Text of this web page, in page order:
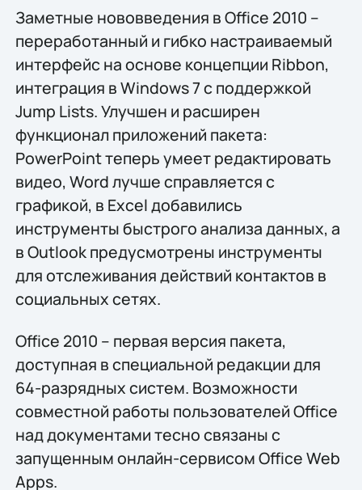
Заметные нововведения в Office 2010 –
переработанный и гибко настраиваемый
интерфейс на основе концепции Ribbon,
интеграция в Windows 7 с поддержкой
Jump Lists. Улучшен и расширен
функционал приложений пакета:
PowerPoint теперь умеет редактировать
видео, Word лучше справляется с
графикой, в Excel добавились
инструменты быстрого анализа данных, а
в Outlook предусмотрены инструменты
для отслеживания действий контактов в
социальных сетях.
Office 2010 – первая версия пакета,
доступная в специальной редакции для
64-разрядных систем. Возможности
совместной работы пользователей Office
над документами тесно связаны с
запущенным онлайн-сервисом Office Web
Apps.